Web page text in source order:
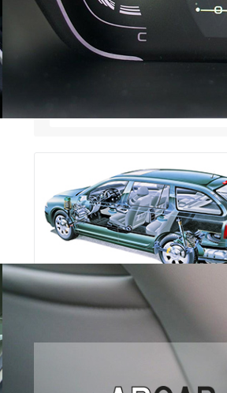
Иннокентий
Наша экспертиза
подержанных автомобилей